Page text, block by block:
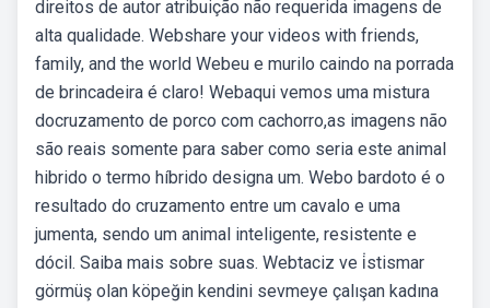
direitos de autor atribuição não requerida imagens de
alta qualidade. Webshare your videos with friends,
family, and the world Webeu e murilo caindo na porrada
de brincadeira é claro! Webaqui vemos uma mistura
docruzamento de porco com cachorro,as imagens não
são reais somente para saber como seria este animal
hibrido o termo híbrido designa um. Webo bardoto é o
resultado do cruzamento entre um cavalo e uma
jumenta, sendo um animal inteligente, resistente e
dócil. Saiba mais sobre suas. Webtaciz ve i̇stismar
görmüş olan köpeğin kendini sevmeye çalışan kadına